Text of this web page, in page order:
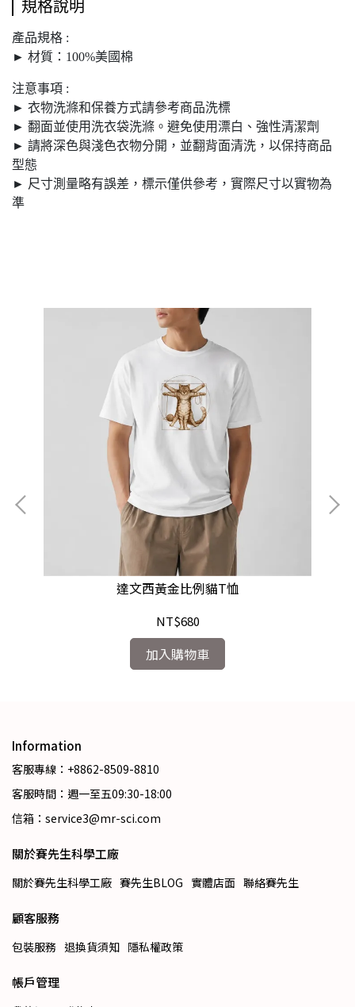
規格說明
產品規格 :
► 材質：100%美國棉
注意事項 :
► 衣物洗滌和保養方式請參考商品洗標
► 翻面並使用洗衣袋洗滌。避免使用漂白、強性清潔劑
► 請將深色與淺色衣物分開，並翻背面清洗，以保持商品
型態
► 尺寸測量略有誤差，標示僅供參考，實際尺寸以實物為
準
達文西黃金比例貓T恤
NT$680
加入購物車
Information
客服專線：+8862-8509-8810
客服時間：週一至五09:30-18:00
信箱：service3@mr-sci.com
關於賽先生科學工廠
關於賽先生科學工廠 賽先生BLOG 實體店面 聯絡賽先生
顧客服務
包裝服務 退換貨須知 隱私權政策
帳戶管理